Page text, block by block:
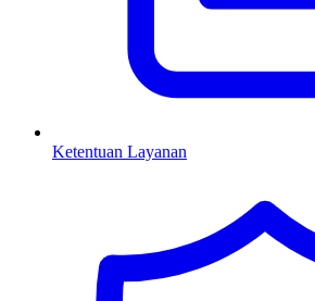
Ketentuan Layanan